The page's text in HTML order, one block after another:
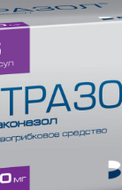
назначения